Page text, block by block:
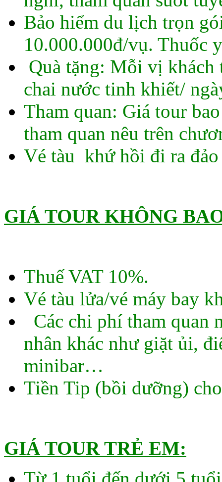
Bảo hiểm du lịch trọn
10.000.000đ/vụ. Thuốc
Quà tặng: Mỗi vị
chai nước tinh khiết/
Tham quan: Giá tour
tham quan nêu trên
Vé tàu khứ hồi đi ra
GIÁ TOUR KHÔNG
Thuế VAT 10%.
Vé tàu lửa/vé máy bay
Các chi phí tham quan
nhân khác như giặt ủi,
minibar…
Tiền Tip (bồi dưỡng)
GIÁ TOUR TRẺ EM: